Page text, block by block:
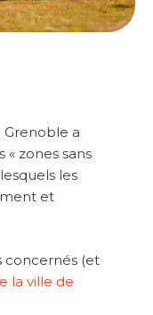
Grenoble a
zones sans
les
et
concernés (et
la ville de